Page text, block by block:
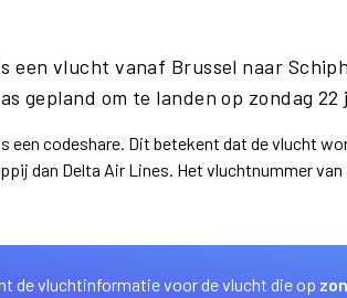
een vlucht vanaf Brussel naar
gepland om te landen op zondag 22
een codeshare. Dit betekent dat de vlucht
dan Delta Air Lines. Het vluchtnummer
de vluchtinformatie voor de vlucht die op